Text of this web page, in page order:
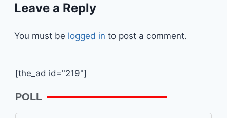
Leave a Reply
You must be logged in to post a comment.
[the_ad id="219"]
POLL